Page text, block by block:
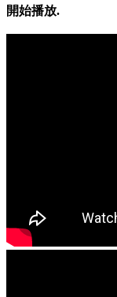
開始播放.